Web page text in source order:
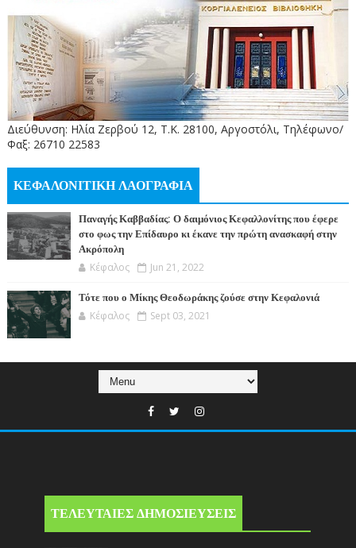
Διεύθυνση: Ηλία Ζερβού 12, Τ.Κ. 28100, Αργοστόλι, Τηλέφωνο/
Φαξ: 26710 22583
ΚΕΦΑΛΟΝΙΤΙΚΗ ΛΑΟΓΡΑΦΙΑ
Παναγής Καββαδίας: Ο δαιμόνιος Κεφαλλονίτης που έφερε
στο φως την Επίδαυρο κι έκανε την πρώτη ανασκαφή στην
Ακρόπολη
Κέφαλος Jun 21, 2022
Τότε που ο Μίκης Θεοδωράκης ζούσε στην Κεφαλονιά
Κέφαλος Sept 03, 2021
ΤΕΛΕΥΤΑΙΕΣ ΔΗΜΟΣΙΕΥΣΕΙΣ